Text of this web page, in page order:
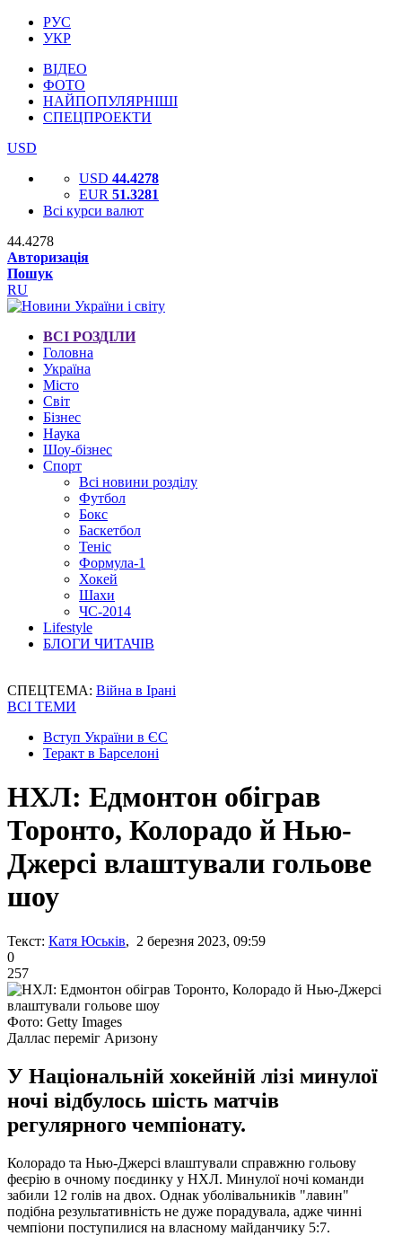
РУС
УКР
ВІДЕО
ФОТО
НАЙПОПУЛЯРНІШІ
СПЕЦПРОЕКТИ
USD
USD 44.4278
EUR 51.3281
Всі курси валют
44.4278
Авторизація
Пошук
RU
ВСІ РОЗДІЛИ
Головна
Україна
Місто
Світ
Бізнес
Наука
Шоу-бізнес
Спорт
Всі новини розділу
Футбол
Бокс
Баскетбол
Теніс
Формула-1
Хокей
Шахи
ЧС-2014
Lifestyle
БЛОГИ ЧИТАЧІВ
СПЕЦТЕМА: Війна в Ірані
ВСІ ТЕМИ
Вступ України в ЄС
Теракт в Барселоні
НХЛ: Едмонтон обіграв
Торонто, Колорадо й Нью-
Джерсі влаштували гольове
шоу
Текст: Катя Юськів, 2 березня 2023, 09:59
0
257
Фото: Getty Images
Даллас переміг Аризону
У Національній хокейній лізі минулої
ночі відбулось шість матчів
регулярного чемпіонату.
Колорадо та Нью-Джерсі влаштували справжню гольову
феєрію в очному поєдинку у НХЛ. Минулої ночі команди
забили 12 голів на двох. Однак уболівальників "лавин"
подібна результативність не дуже порадувала, адже чинні
чемпіони поступилися на власному майданчику 5:7.